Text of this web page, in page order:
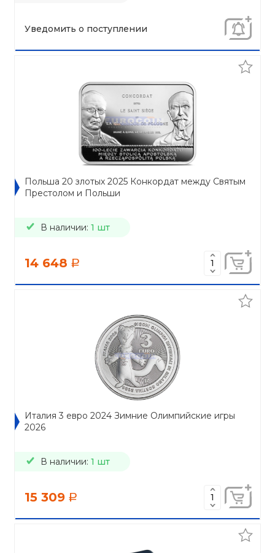
Уведомить о поступлении
Польша 20 злотых 2025 Конкордат между Святым
Престолом и Польши
В наличии: 1 шт
14 648 a
Италия 3 евро 2024 Зимние Олимпийские игры
2026
В наличии: 1 шт
15 309 a